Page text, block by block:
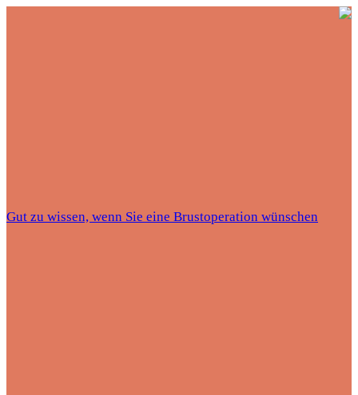
Gut zu wissen, wenn Sie eine Brustoperation wünschen